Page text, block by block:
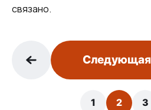
связано.
Следующая
1 2 3